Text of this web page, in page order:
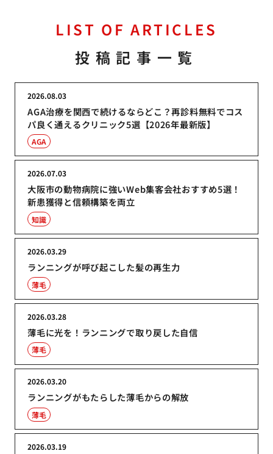
LIST OF ARTICLES
投稿記事一覧
AGA治療を関西で続けるならどこ？再診料無料でコス
パ良く通えるクリニック5選【2026年最新版】
2026.08.03
AGA
大阪市の動物病院に強いWeb集客会社おすすめ5選！
新患獲得と信頼構築を両立
2026.07.03
知識
ランニングが呼び起こした髪の再生力
2026.03.29
薄毛
薄毛に光を！ランニングで取り戻した自信
2026.03.28
薄毛
ランニングがもたらした薄毛からの解放
2026.03.20
薄毛
2026.03.19